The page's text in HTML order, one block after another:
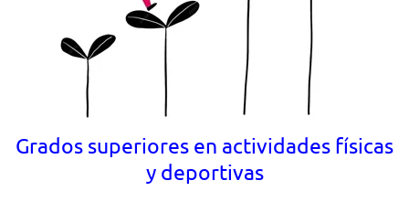
Grados superiores en actividades físicas
y deportivas